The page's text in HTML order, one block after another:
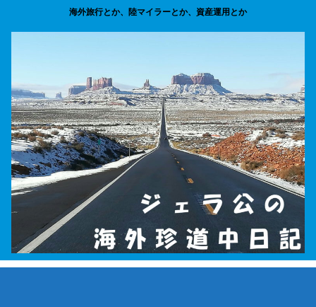
海外旅行とか、陸マイラーとか、資産運用とか